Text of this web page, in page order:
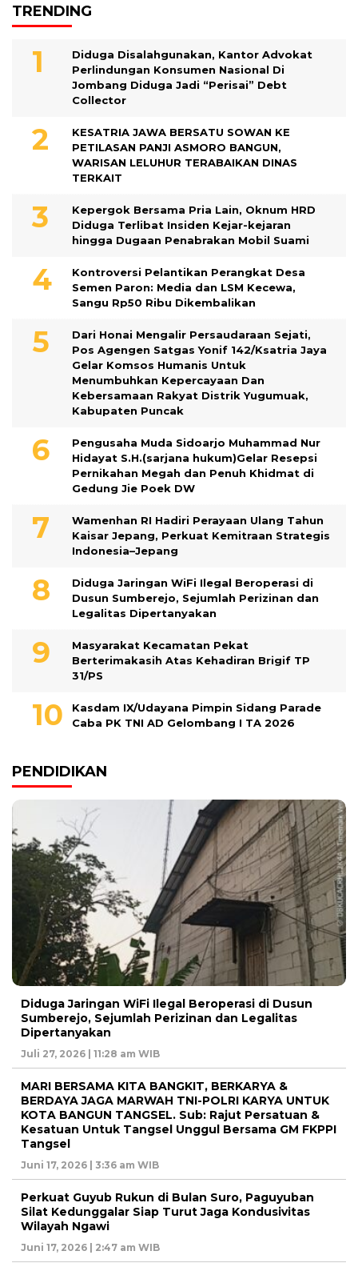
TRENDING
Diduga Disalahgunakan, Kantor Advokat
Perlindungan Konsumen Nasional Di
Jombang Diduga Jadi “Perisai” Debt
Collector
KESATRIA JAWA BERSATU SOWAN KE
PETILASAN PANJI ASMORO BANGUN,
WARISAN LELUHUR TERABAIKAN DINAS
TERKAIT
Kepergok Bersama Pria Lain, Oknum HRD
Diduga Terlibat Insiden Kejar-kejaran
hingga Dugaan Penabrakan Mobil Suami
Kontroversi Pelantikan Perangkat Desa
Semen Paron: Media dan LSM Kecewa,
Sangu Rp50 Ribu Dikembalikan
Dari Honai Mengalir Persaudaraan Sejati,
Pos Agengen Satgas Yonif 142/Ksatria Jaya
Gelar Komsos Humanis Untuk
Menumbuhkan Kepercayaan Dan
Kebersamaan Rakyat Distrik Yugumuak,
Kabupaten Puncak
Pengusaha Muda Sidoarjo Muhammad Nur
Hidayat S.H.(sarjana hukum)Gelar Resepsi
Pernikahan Megah dan Penuh Khidmat di
Gedung Jie Poek DW
Wamenhan RI Hadiri Perayaan Ulang Tahun
Kaisar Jepang, Perkuat Kemitraan Strategis
Indonesia–Jepang
Diduga Jaringan WiFi Ilegal Beroperasi di
Dusun Sumberejo, Sejumlah Perizinan dan
Legalitas Dipertanyakan
Masyarakat Kecamatan Pekat
Berterimakasih Atas Kehadiran Brigif TP
31/PS
Kasdam IX/Udayana Pimpin Sidang Parade
Caba PK TNI AD Gelombang I TA 2026
PENDIDIKAN
Diduga Jaringan WiFi Ilegal Beroperasi di Dusun
Sumberejo, Sejumlah Perizinan dan Legalitas
Dipertanyakan
Juli 27, 2026 | 11:28 am WIB
MARI BERSAMA KITA BANGKIT, BERKARYA &
BERDAYA JAGA MARWAH TNI-POLRI KARYA UNTUK
KOTA BANGUN TANGSEL. Sub: Rajut Persatuan &
Kesatuan Untuk Tangsel Unggul Bersama GM FKPPI
Tangsel
Juni 17, 2026 | 3:36 am WIB
Perkuat Guyub Rukun di Bulan Suro, Paguyuban
Silat Kedunggalar Siap Turut Jaga Kondusivitas
Wilayah Ngawi
Juni 17, 2026 | 2:47 am WIB